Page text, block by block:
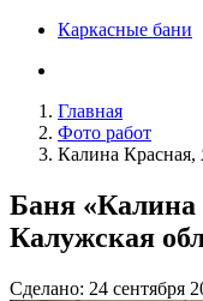
Каркасные бани
Главная
Фото работ
Калина Красная,
Баня «Калина
Калужская
Сделано: 24 сентября